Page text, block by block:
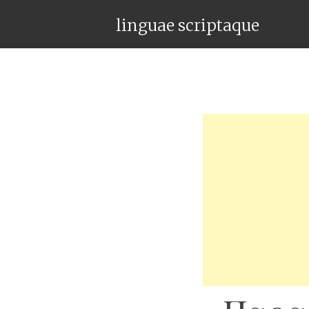
linguae scriptaque